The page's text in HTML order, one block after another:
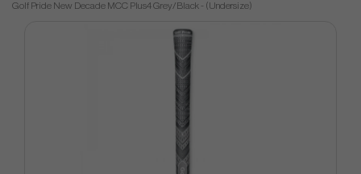
Golf Pride New Decade MCC Plus4 Grey/Black - (Undersize)